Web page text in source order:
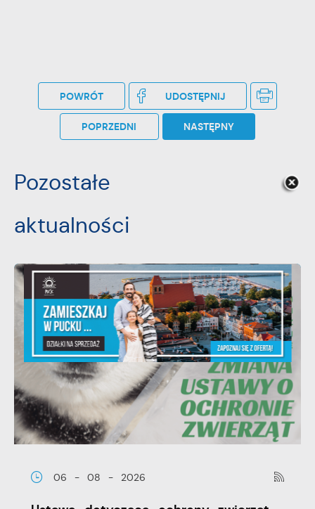
POWRÓT UDOSTĘPNIJ
POPRZEDNI NASTĘPNY
Pozostałe
aktualności
06 - 08 - 2026